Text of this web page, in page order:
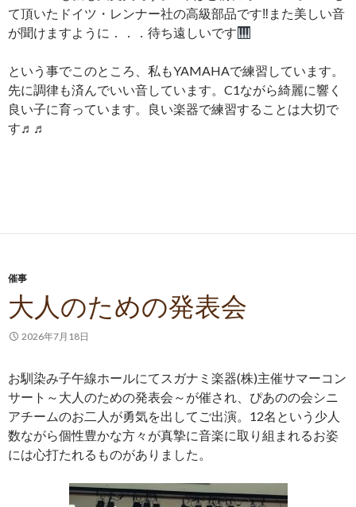
て頂いたドイツ・レンナー社の高級部品です‼また美しい音
が聞けますように．．．待ち遠しいです
という事でこのところ、私もYAMAHAで練習しています。
先に調律も済んでいい音しています。C1ながら綺麗に響く
良い子に育っています。良い楽器で練習することは大切で
す♬♬
催事
大人のための発表会
2026年7月18日
お馴染み子午線ホールにてスガナミ楽器(株)主催サマーコン
サート～大人のための発表会～が催され、ぴあのの会シニ
アチームのお二人が勇気を出してご出演。12名という少人
数ながら個性豊かな方々が真摯に音楽に取り組まれるお姿
には心打たれるものがありました。